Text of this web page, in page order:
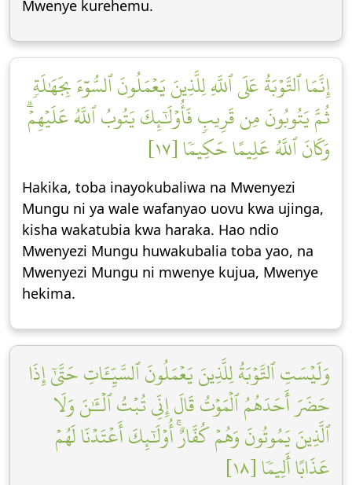
Mwenye kurehemu.
إِنَّمَا ٱلتَّوۡبَةُ عَلَى ٱللَّهِ لِلَّذِينَ يَعۡمَلُونَ ٱلسُّوٓءَ بِجَهَٰلَةٖ
ثُمَّ يَتُوبُونَ مِن قَرِيبٖ فَأُوْلَٰٓئِكَ يَتُوبُ ٱللَّهُ عَلَيۡهِمۡۗ
وَكَانَ ٱللَّهُ عَلِيمًا حَكِيمٗا [١٧]
Hakika, toba inayokubaliwa na Mwenyezi
Mungu ni ya wale wafanyao uovu kwa ujinga,
kisha wakatubia kwa haraka. Hao ndio
Mwenyezi Mungu huwakubalia toba yao, na
Mwenyezi Mungu ni mwenye kujua, Mwenye
hekima.
وَلَيۡسَتِ ٱلتَّوۡبَةُ لِلَّذِينَ يَعۡمَلُونَ ٱلسَّيِّـَٔاتِ حَتَّىٰٓ إِذَا
حَضَرَ أَحَدَهُمُ ٱلۡمَوۡتُ قَالَ إِنِّي تُبۡتُ ٱلۡـَٰٔنَ وَلَا
ٱلَّذِينَ يَمُوتُونَ وَهُمۡ كُفَّارٌۚ أُوْلَٰٓئِكَ أَعۡتَدۡنَا لَهُمۡ
عَذَابًا أَلِيمٗا [١٨]